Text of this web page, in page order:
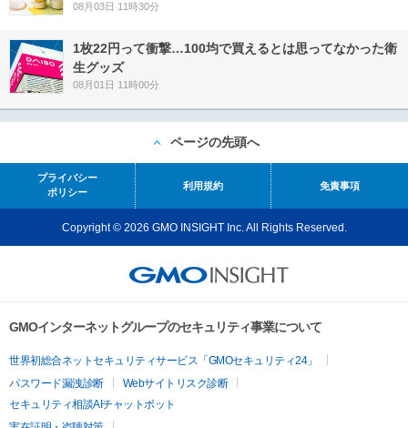
08月03日 11時30分
1枚22円って衝撃…100均で買えるとは思ってなかった衛
生グッズ
08月01日 11時00分
ページの先頭へ
プライバシー
ポリシー
利用規約 免責事項
Copyright © 2026 GMO INSIGHT Inc. All Rights Reserved.
GMOインターネットグループのセキュリティ事業について
世界初総合ネットセキュリティサービス「GMOセキュリティ24」
パスワード漏洩診断
Webサイトリスク診断
セキュリティ相談AIチャットボット